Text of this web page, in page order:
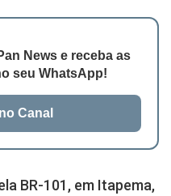
News e receba as
seu WhatsApp!
Canal
BR-101, em Itapema,